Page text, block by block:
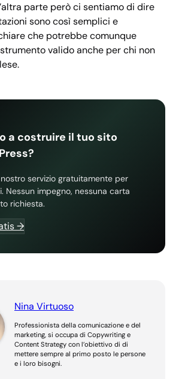
parte però ci sentiamo di dire
sono così semplici e
che potrebbe comunque
valido anche per chi non
a costruire il tuo sito
nostro servizio gratuitamente per
Nessun impegno, nessuna carta
richiesta.
→
Nina Virtuoso
Professionista della comunicazione e del
marketing, si occupa di Copywriting e
Content Strategy con l’obiettivo di di
mettere sempre al primo posto le persone
e i loro bisogni.